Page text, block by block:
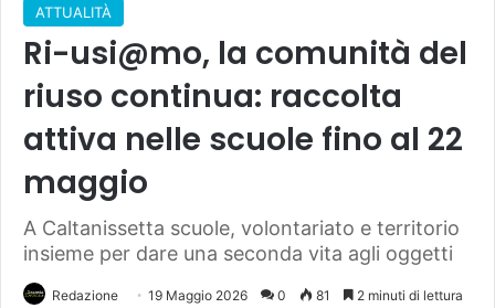
ATTUALITÀ
Ri-usi@mo, la comunità del
riuso continua: raccolta
attiva nelle scuole fino al 22
maggio
A Caltanissetta scuole, volontariato e territorio
insieme per dare una seconda vita agli oggetti
Redazione 19 Maggio 2026 0 81 2 minuti di lettura